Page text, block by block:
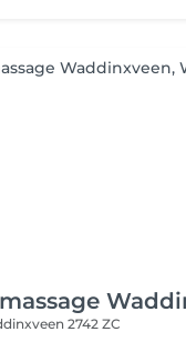
2742 ZC